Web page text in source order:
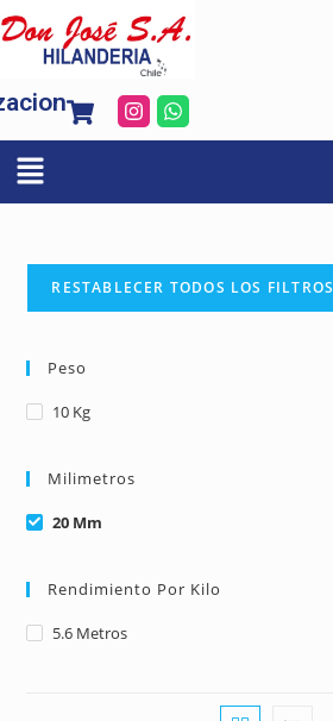
RESTABLECER TODOS LOS FILTROS
Peso
10 Kg
Milimetros
20 Mm
Rendimiento Por Kilo
5.6 Metros